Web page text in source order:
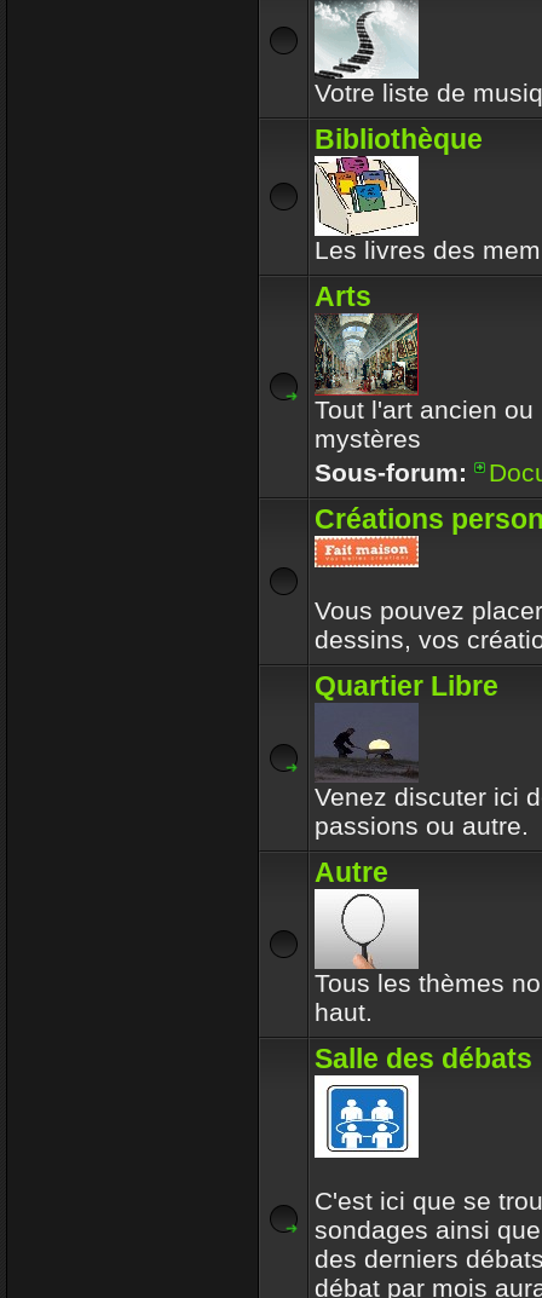
Votre liste de
Bibliothèque
Les livres des
Arts
Tout l'art ancien
mystères
Sous-forum:
Créations
Vous pouvez
dessins, vos
Quartier Libre
Venez discuter ici
passions ou autre.
Autre
Tous les thèmes
haut.
Salle des débats
C'est ici que se
sondages ainsi
des derniers
débat par mois